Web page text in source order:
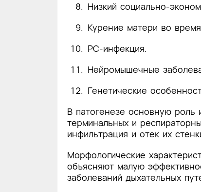
Низкий социально-
Курение матери во
РС-инфекция.
Нейромышечные
Генетические
В патогенезе основную роль
терминальных и
инфильтрация и отек их
Морфологические
объясняют малую
заболеваний дыхательных